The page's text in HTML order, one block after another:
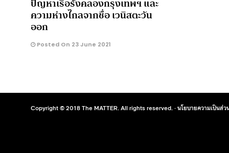
ความห่างไกลจากชื่อ เวนิสตะวัน
ออก
Posted On 23 June 2021
Copyright © 2018 The MATTER. All rights reserved. ·นโยบายความเป็นส่ว